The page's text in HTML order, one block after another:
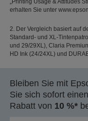
„Printing Usage & Attitudes
erhalten Sie unter
2. Der Vergleich basiert auf
Standard- und XL-
und 29/29XL), Claria
HD Ink (24/24XL) und
Bleiben Sie mit
Sie sich sofort
Rabatt von 10 %*